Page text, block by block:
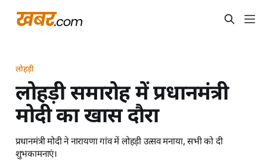
लोहड़ी
लोहड़ी समारोह में प्रधानमंत्री
मोदी का खास दौरा
प्रधानमंत्री मोदी ने नारायणा गांव में लोहड़ी उत्सव मनाया, सभी को दी
शुभकामनाएं।